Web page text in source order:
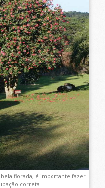
florada, é importante fazer
correta